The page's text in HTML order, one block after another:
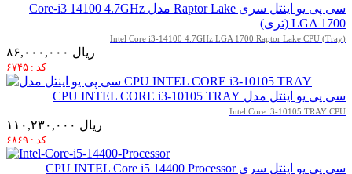
سی پی یو اینتل سری Raptor Lake مدل Core-i3 14100 4.7GHz
LGA 1700 (تری)
(Intel Core i3-14100 4.7GHz LGA 1700 Raptor Lake CPU (Tray
۸۶,۰۰۰,۰۰۰ ریال
کد : ۶۷۴۵
سی پی یو اینتل مدل CPU INTEL CORE i3-10105 TRAY
Intel Core i3-10105 TRAY CPU
۱۱۰,۲۳۰,۰۰۰ ریال
کد : ۶۸۶۹
سی پی یو اینتل سری CPU INTEL Core i5 14400 Processor